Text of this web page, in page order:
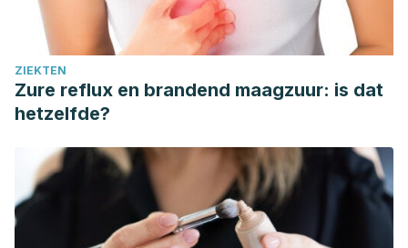
ZIEKTEN
Zure reflux en brandend maagzuur: is dat
hetzelfde?